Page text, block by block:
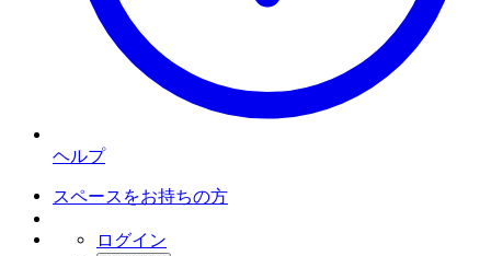
ヘルプ
スペースをお持ちの方
ログイン